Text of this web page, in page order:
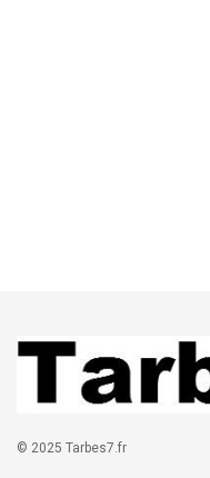
© 2025 Tarbes7.fr